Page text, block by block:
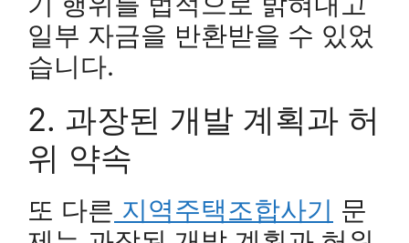
일부 자금을 반환받을 수 있었
습니다.
2. 과장된 개발 계획과 허
위 약속
또 다른 지역주택조합사기 문